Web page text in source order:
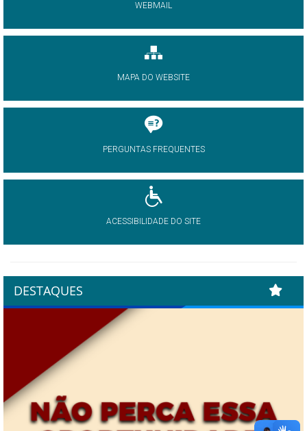
WEBMAIL
MAPA DO WEBSITE
PERGUNTAS FREQUENTES
ACESSIBILIDADE DO SITE
DESTAQUES